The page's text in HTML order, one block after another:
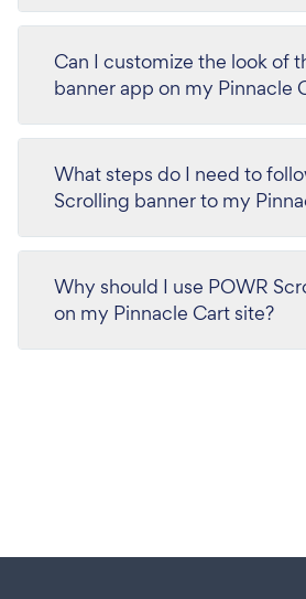
Can I customize the look of
banner app on my Pinnacle
What steps do I need to
Scrolling banner to my
Why should I use POWR
on my Pinnacle Cart site?